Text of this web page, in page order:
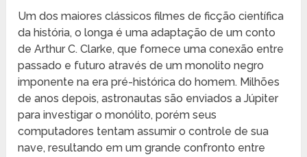
Um dos maiores clássicos filmes de ficção científica
da história, o longa é uma adaptação de um conto
de Arthur C. Clarke, que fornece uma conexão entre
passado e futuro através de um monolito negro
imponente na era pré-histórica do homem. Milhões
de anos depois, astronautas são enviados a Júpiter
para investigar o monólito, porém seus
computadores tentam assumir o controle de sua
nave, resultando em um grande confronto entre